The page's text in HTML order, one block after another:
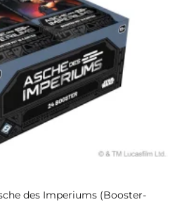
des Imperiums (Booster-